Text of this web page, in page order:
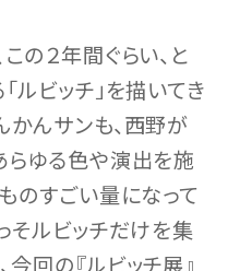
の２年間ぐらい、と
ルビッチ」を描いてき
かんサンも、西野が
らゆる色や演出を施
のすごい量になって
そルビッチだけを集
回の『ルビッチ展』